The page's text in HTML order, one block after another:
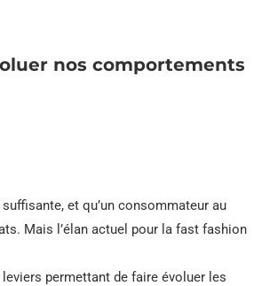
nos comportements
et qu’un consommateur au
Mais l’élan actuel pour la fast fashion
permettant de faire évoluer les